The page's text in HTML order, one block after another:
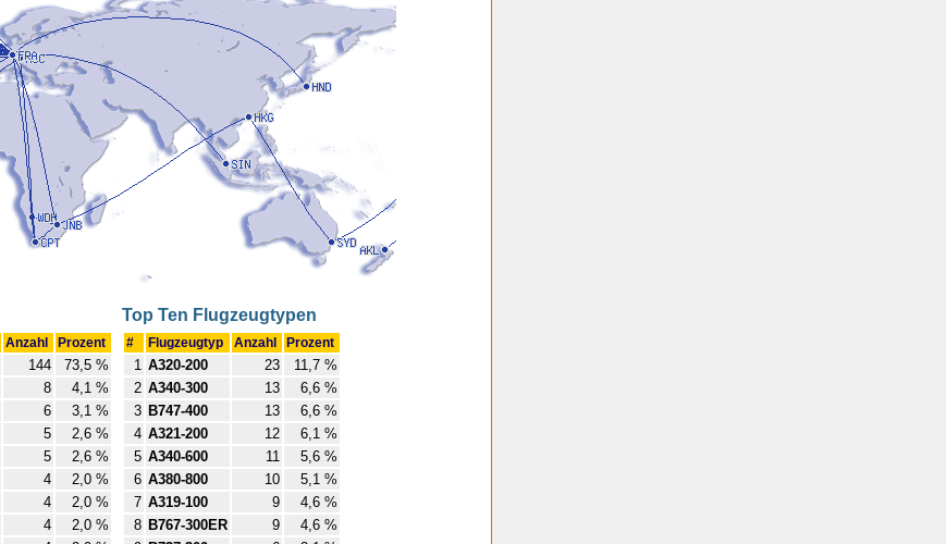
Anzahl Prozent
144
73,5 %
8
4,1 %
6
3,1 %
5
2,6 %
5
2,6 %
4
2,0 %
4
2,0 %
4
2,0 %
Top Ten Flugzeugtypen
# Flugzeugtyp Anzahl Prozent
1 A320-200 23
11,7 %
2 A340-300 13
6,6 %
3 B747-400 13
6,6 %
4 A321-200 12
6,1 %
5 A340-600 11
5,6 %
6 A380-800 10
5,1 %
7 A319-100 9
4,6 %
8 B767-300ER 9
4,6 %